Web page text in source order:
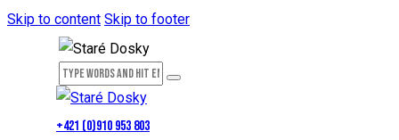
Skip to content Skip to footer
+421 (0)910 953 803